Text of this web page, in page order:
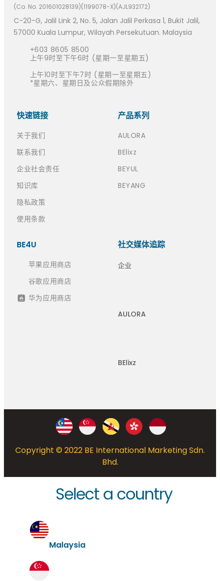
(Co. No. 201601028139)(1199078-X)(AJL932172)
C-20-G, Jalil Link 2, No. 5, Jalan Jalil Perkasa 1, Bukit Jalil,
57000 Kuala Lumpur, Wilayah Persekutuan. Malaysia
+603 8605 8500
上午9时至下午6时 (星期一至星期五)
上午10时至下午7时 (星期一至星期五)
*星期六、星期日及公众假期除外
快速链接​
关于我们
联系我们
企业社会责任
知识库
隐私政策
使用条款
产品系列
AULORA
BElixz
BEYUL
BEYANG
BE4U
苹果应用商店
谷歌应用商店
华为应用商店
社交媒体追踪
企业
AULORA
BElixz
Copyright © 2022 BE International Marketing Sdn.
Bhd.
Select a country
Malaysia